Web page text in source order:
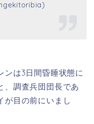
ンは3日間昏睡状態に
、調査兵団団長であ
が目の前にいまし